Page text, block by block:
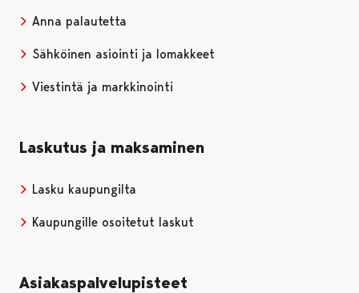
Anna palautetta
Sähköinen asiointi ja lomakkeet
Viestintä ja markkinointi
Laskutus ja maksaminen
Lasku kaupungilta
Kaupungille osoitetut laskut
Asiakaspalvelupisteet